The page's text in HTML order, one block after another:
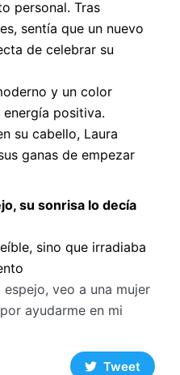
personal. Tras
sentía que un nuevo
de celebrar su
y un color
positiva.
su cabello, Laura
ganas de empezar
su sonrisa lo decía
sino que irradiaba
veo a una mujer
ayudarme en mi
Tweet